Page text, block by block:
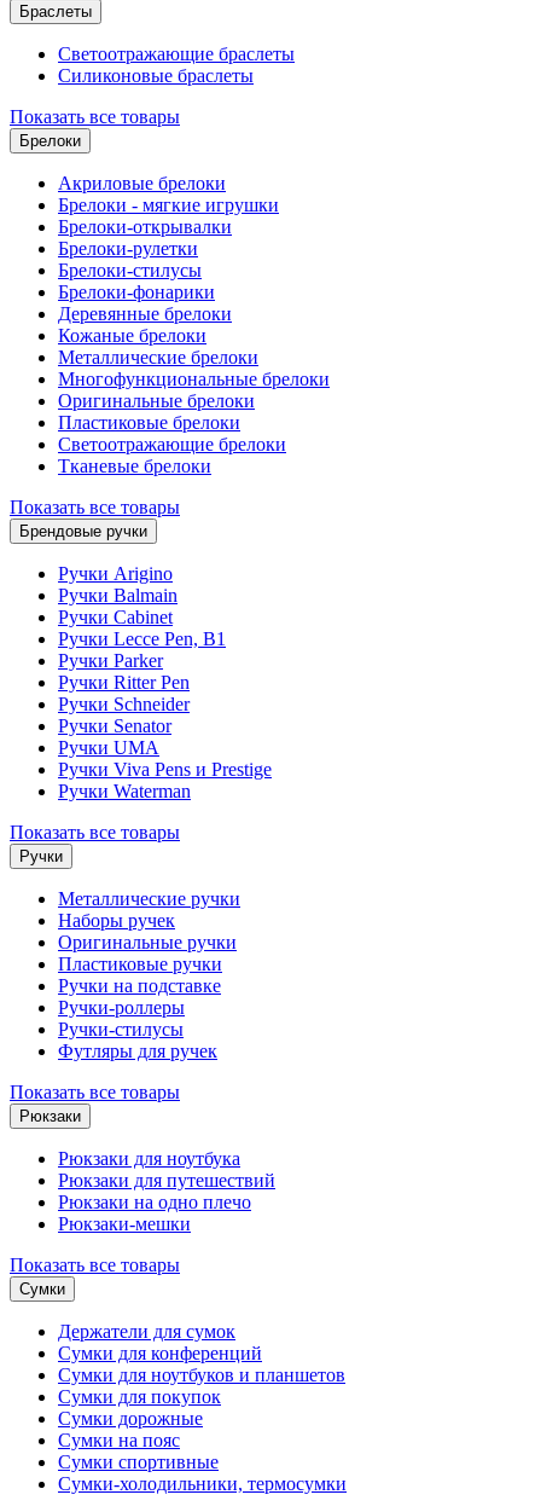
Браслеты
Светоотражающие браслеты
Силиконовые браслеты
Показать все товары
Брелоки
Акриловые брелоки
Брелоки - мягкие игрушки
Брелоки-открывалки
Брелоки-рулетки
Брелоки-стилусы
Брелоки-фонарики
Деревянные брелоки
Кожаные брелоки
Металлические брелоки
Многофункциональные брелоки
Оригинальные брелоки
Пластиковые брелоки
Светоотражающие брелоки
Тканевые брелоки
Показать все товары
Брендовые ручки
Ручки Arigino
Ручки Balmain
Ручки Cabinet
Ручки Lecce Pen, B1
Ручки Parker
Ручки Ritter Pen
Ручки Schneider
Ручки Senator
Ручки UMA
Ручки Viva Pens и Prestige
Ручки Waterman
Показать все товары
Ручки
Металлические ручки
Наборы ручек
Оригинальные ручки
Пластиковые ручки
Ручки на подставке
Ручки-роллеры
Ручки-стилусы
Футляры для ручек
Показать все товары
Рюкзаки
Рюкзаки для ноутбука
Рюкзаки для путешествий
Рюкзаки на одно плечо
Рюкзаки-мешки
Показать все товары
Сумки
Держатели для сумок
Сумки для конференций
Сумки для ноутбуков и планшетов
Сумки для покупок
Сумки дорожные
Сумки на пояс
Сумки спортивные
Сумки-холодильники, термосумки